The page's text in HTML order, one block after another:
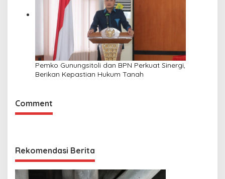
Pemko Gunungsitoli dan BPN Perkuat Sinergi,
Berikan Kepastian Hukum Tanah
Comment
Rekomendasi Berita